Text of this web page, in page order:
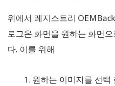
위에서 레지스트리
로그온 화면을 원하는 화면
다. 이를 위해
원하는 이미지를 선택